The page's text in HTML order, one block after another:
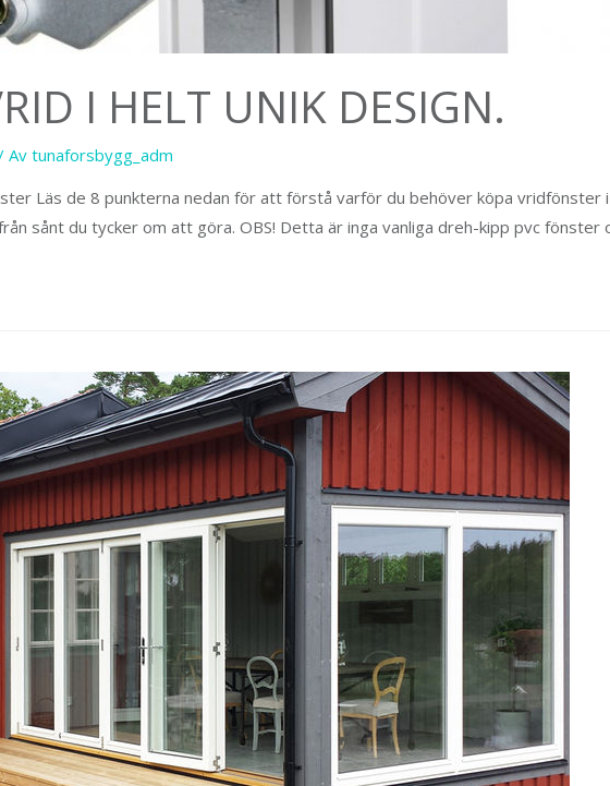
I HELT UNIK DESIGN.
Av tunaforsbygg_adm
Läs de 8 punkterna nedan för att förstå varför du behöver köpa
sånt du tycker om att göra. OBS! Detta är inga vanliga dreh-kipp pvc fönster